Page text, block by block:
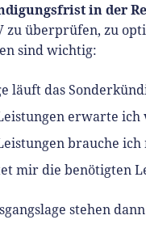
in der
zu überprüfen, zu
sind wichtig:
läuft das
erwarte ich
brauche
mir die benötigten
stehen dann